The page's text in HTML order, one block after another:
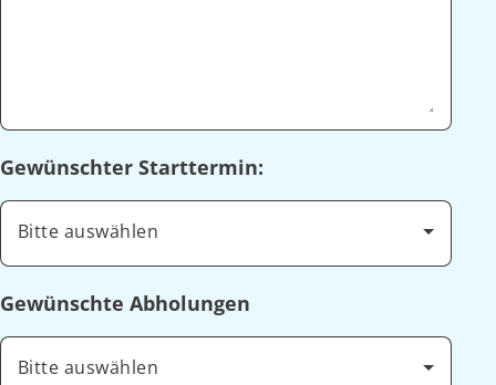
Gewünschter Starttermin:
Bitte auswählen
Gewünschte Abholungen
Bitte auswählen